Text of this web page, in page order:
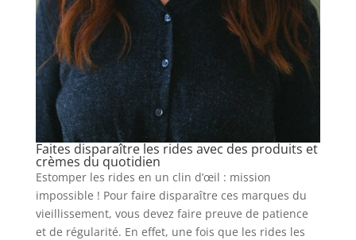
Faites disparaître les rides avec des produits et
crèmes du quotidien
Estomper les rides en un clin d’œil : mission
impossible ! Pour faire disparaître ces marques du
vieillissement, vous devez faire preuve de patience
et de régularité. En effet, une fois que les rides les